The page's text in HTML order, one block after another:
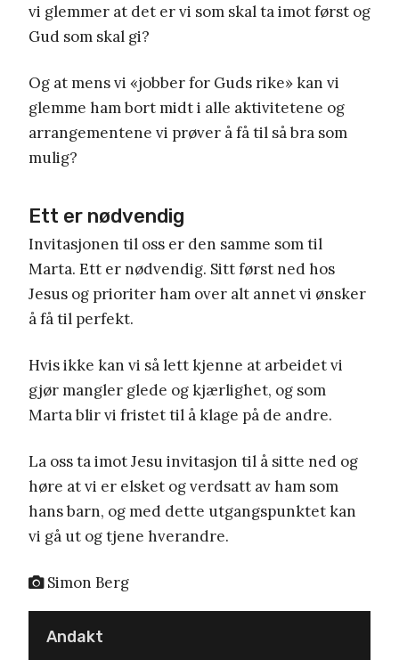
vi glemmer at det er vi som skal ta imot først og
Gud som skal gi?
Og at mens vi «jobber for Guds rike» kan vi
glemme ham bort midt i alle aktivitetene og
arrangementene vi prøver å få til så bra som
mulig?
Ett er nødvendig
Invitasjonen til oss er den samme som til
Marta. Ett er nødvendig. Sitt først ned hos
Jesus og prioriter ham over alt annet vi ønsker
å få til perfekt.
Hvis ikke kan vi så lett kjenne at arbeidet vi
gjør mangler glede og kjærlighet, og som
Marta blir vi fristet til å klage på de andre.
La oss ta imot Jesu invitasjon til å sitte ned og
høre at vi er elsket og verdsatt av ham som
hans barn, og med dette utgangspunktet kan
vi gå ut og tjene hverandre.
Simon Berg
Andakt